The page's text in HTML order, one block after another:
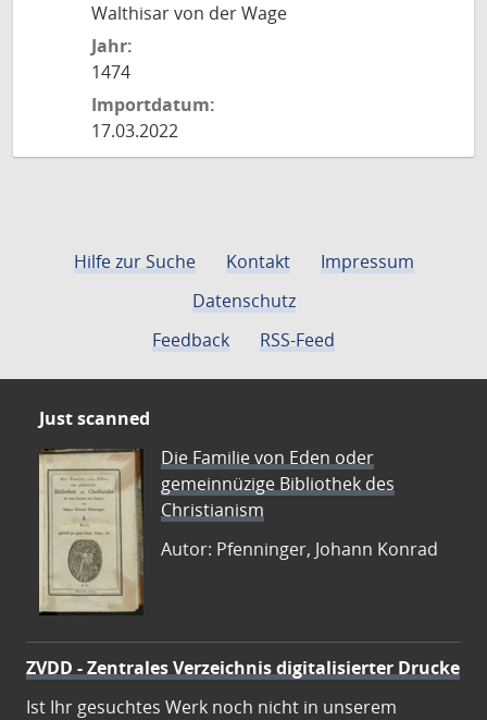
Walthisar von der Wage
Jahr:
1474
Importdatum:
17.03.2022
Hilfe zur Suche Kontakt
Impressum
Datenschutz
Feedback
RSS-Feed
Just scanned
Die Familie von Eden oder
gemeinnüzige Bibliothek des
Christianism
Autor: Pfenninger, Johann Konrad
ZVDD - Zentrales Verzeichnis digitalisierter Drucke
Ist Ihr gesuchtes Werk noch nicht in unserem